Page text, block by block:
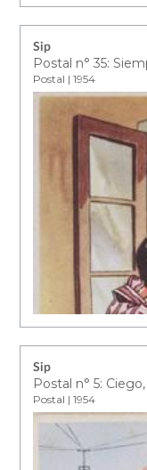
Sip
Postal n° 35:
Postal | 1954
Sip
Postal n° 5:
Postal | 1954